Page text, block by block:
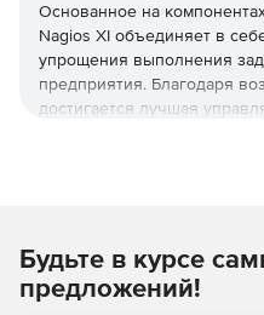
Основанное на
Nagios XI объединяет в
упрощения выполнения
предприятия. Благодаря
достигается лучшая
операционные системы,
систему. Более сотни
проводят всеобъемлющую
Будьте в курсе
предложений!